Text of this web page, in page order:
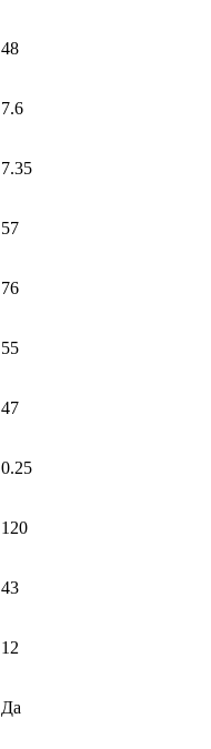
48
7.6
7.35
57
76
55
47
0.25
120
43
12
Да